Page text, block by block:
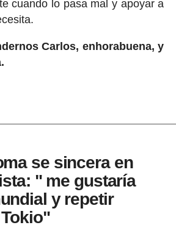
cuando lo pasa mal y apoyar a
Carlos, enhorabuena, y
se sincera en
" me gustaría
y repetir